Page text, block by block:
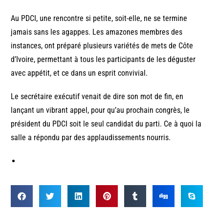
Au PDCI, une rencontre si petite, soit-elle, ne se termine
jamais sans les agappes. Les amazones membres des
instances, ont préparé plusieurs variétés de mets de Côte
d’Ivoire, permettant à tous les participants de les déguster
avec appétit, et ce dans un esprit convivial.
Le secrétaire exécutif venait de dire son mot de fin, en
lançant un vibrant appel, pour qu’au prochain congrès, le
président du PDCI soit le seul candidat du parti. Ce à quoi la
salle a répondu par des applaudissements nourris.